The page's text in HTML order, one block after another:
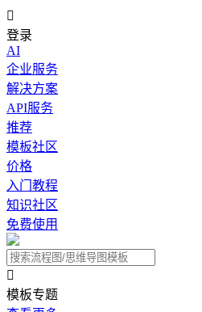

登录
AI
企业服务
解决方案
API服务
推荐
模板社区
价格
入门教程
知识社区
免费使用

模板专题